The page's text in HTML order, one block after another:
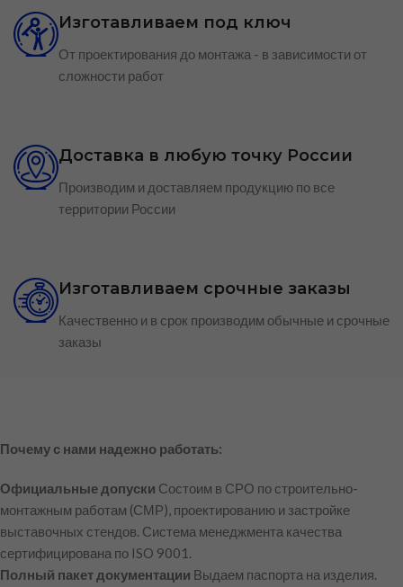
Изготавливаем под ключ
От проектирования до монтажа - в зависимости от
сложности работ
Доставка в любую точку России
Производим и доставляем продукцию по все
территории России
Изготавливаем срочные заказы
Качественно и в срок производим обычные и срочные
заказы
Почему с нами надежно работать:
Официальные допуски Состоим в СРО по строительно-
монтажным работам (СМР), проектированию и застройке
выставочных стендов. Система менеджмента качества
сертифицирована по ISO 9001.
Полный пакет документации Выдаем паспорта на изделия.